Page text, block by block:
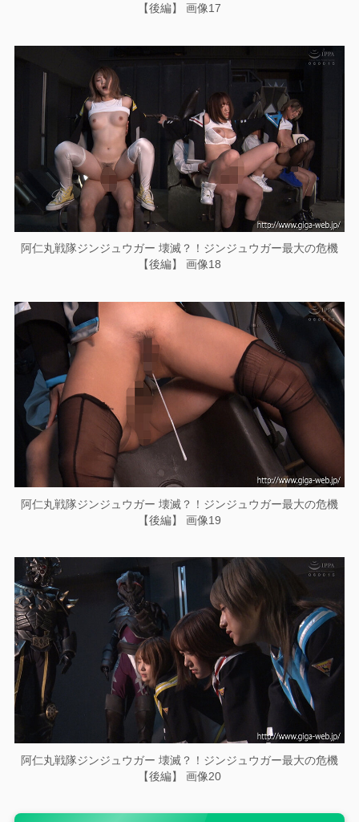
【後編】 画像17
阿仁丸戦隊ジンジュウガー 壊滅？！ジンジュウガー最大の危機
【後編】 画像18
阿仁丸戦隊ジンジュウガー 壊滅？！ジンジュウガー最大の危機
【後編】 画像19
阿仁丸戦隊ジンジュウガー 壊滅？！ジンジュウガー最大の危機
【後編】 画像20